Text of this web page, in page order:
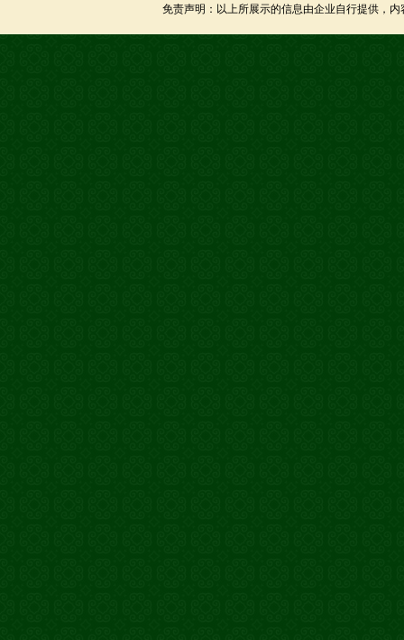
免责声明：以上所展示的信息由企业自行提供，